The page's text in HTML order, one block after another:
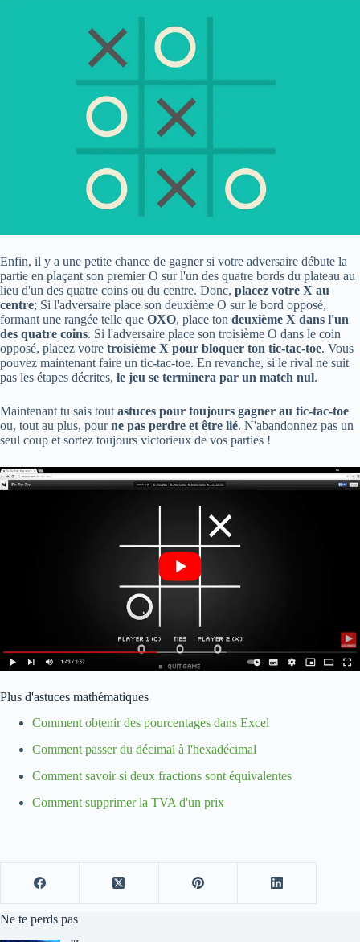
Enfin, il y a une petite chance de gagner si votre adversaire débute la
partie en plaçant son premier O sur l'un des quatre bords du plateau au
lieu d'un des quatre coins ou du centre. Donc, placez votre X au
centre; Si l'adversaire place son deuxième O sur le bord opposé,
formant une rangée telle que OXO, place ton deuxième X dans l'un
des quatre coins. Si l'adversaire place son troisième O dans le coin
opposé, placez votre troisième X pour bloquer ton tic-tac-toe. Vous
pouvez maintenant faire un tic-tac-toe. En revanche, si le rival ne suit
pas les étapes décrites, le jeu se terminera par un match nul.
Maintenant tu sais tout astuces pour toujours gagner au tic-tac-toe
ou, tout au plus, pourne pas perdre et être lié. N'abandonnez pas un
seul coup et sortez toujours victorieux de vos parties !
Plus d'astuces mathématiques
Comment obtenir des pourcentages dans Excel
Comment passer du décimal à l'hexadécimal
Comment savoir si deux fractions sont équivalentes
Comment supprimer la TVA d'un prix
Ne te perds pas